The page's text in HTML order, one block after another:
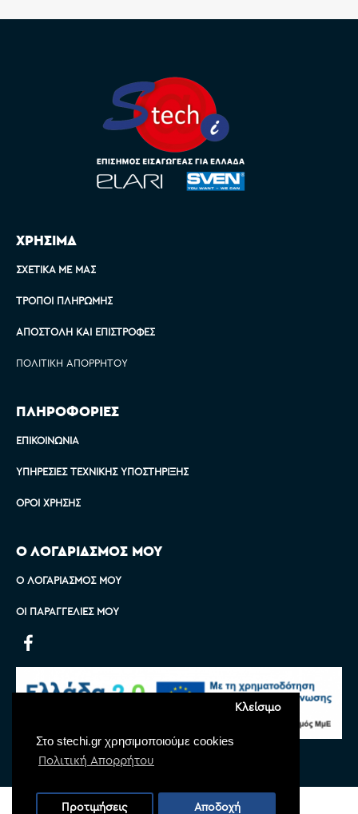
Στο stechi.gr χρησιμοποιούμε cookies
Πολιτική Απορρήτου
Κλείσιμο
Προτιμήσεις Αποδοχή
ΧΡΗΣΙΜΑ
ΣΧΕΤΙΚΆ ΜΕ ΜΑΣ
ΤΡΌΠΟΙ ΠΛΗΡΩΜΉΣ
ΑΠΟΣΤΟΛΉ ΚΑΙ ΕΠΙΣΤΡΟΦΈΣ
ΠΟΛΙΤΙΚΉ ΑΠΟΡΡΉΤΟΥ
ΠΛΗΡΟΦΟΡΙΕΣ
ΕΠΙΚΟΙΝΩΝΊΑ
ΥΠΗΡΕΣΊΕΣ ΤΕΧΝΙΚΉΣ ΥΠΟΣΤΉΡΙΞΗΣ
ΌΡΟΙ ΧΡΉΣΗΣ
Ο ΛΟΓΑΡΙΑΣΜΟΣ ΜΟΥ
Ο ΛΟΓΑΡΙΑΣΜΌΣ ΜΟΥ
ΟΙ ΠΑΡΑΓΓΕΛΊΕΣ ΜΟΥ
Copyright © 2022 Stechi, All Rights Reserved